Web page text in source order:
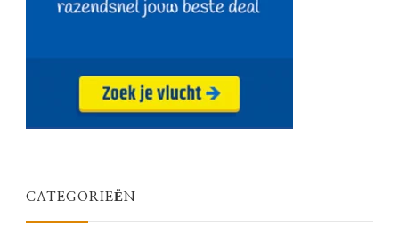
CATEGORIEËN